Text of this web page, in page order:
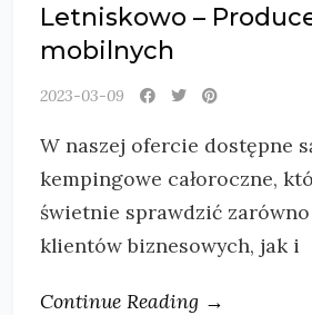
Letniskowo –
mobilnych
2023-03-09
W naszej ofercie dostępne
kempingowe całoroczne,
świetnie sprawdzić
klientów biznesowych, jak i
Continue Reading →